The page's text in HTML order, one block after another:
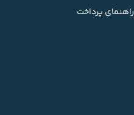
راهنمای پرداخت